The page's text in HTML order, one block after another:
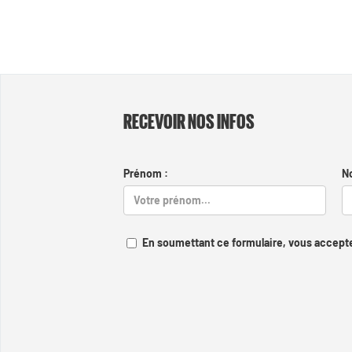
RECEVOIR NOS INFOS
Prénom :
En soumettant ce formulaire, vous